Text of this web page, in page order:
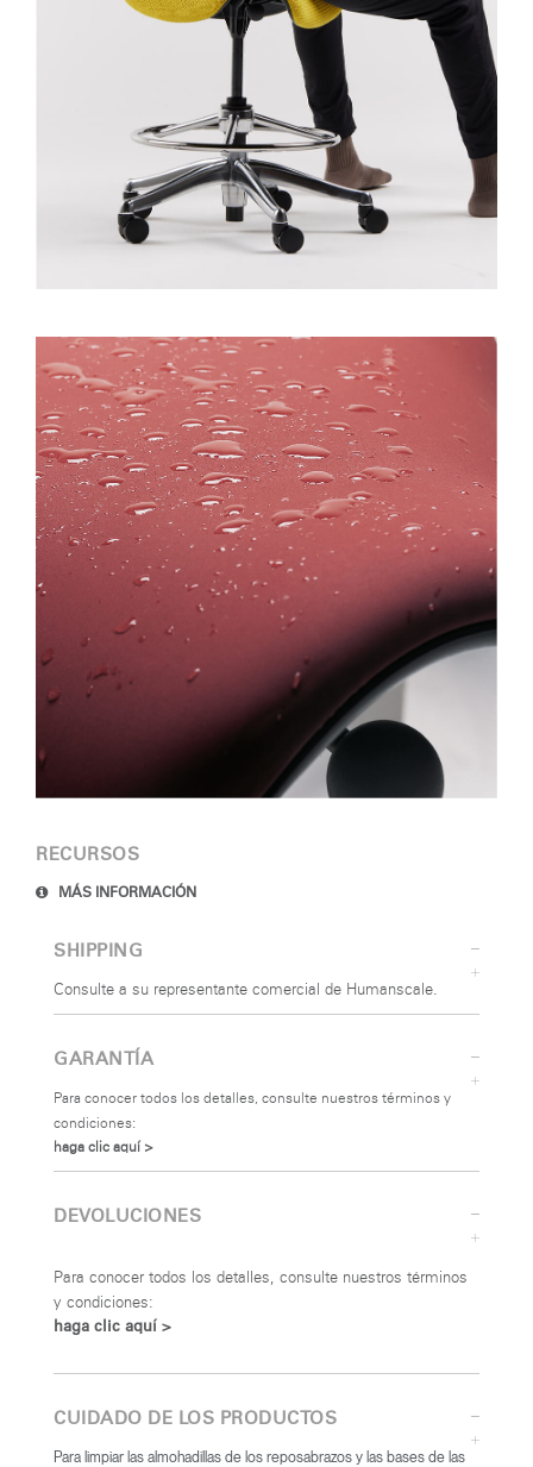
Seleccione su ubicación
REGISTRO
SIGN IN WITH SSO
¿Ha olvidado su
contraseña?
América Latina
Select
Region
Crear una cuenta
Close
RECURSOS
MÁS INFORMACIÓN
SHIPPING
Consulte a su representante comercial de Humanscale.
GARANTÍA
Para conocer todos los detalles, consulte nuestros términos y
condiciones:
haga clic aquí >
DEVOLUCIONES
Para conocer todos los detalles, consulte nuestros términos
y condiciones:
haga clic aquí >
CUIDADO DE LOS PRODUCTOS
Para limpiar las almohadillas de los reposabrazos y las bases de las